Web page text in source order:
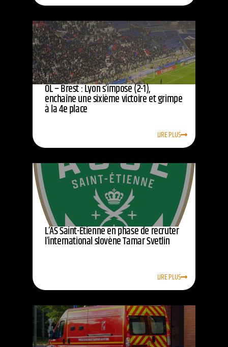
OL – Brest : Lyon s’impose (2-1),
enchaîne une sixième victoire et grimpe
à la 4e place
LIRE PLUS
L’AS Saint-Étienne en phase de recruter
l’international slovène Tamar Svetlin
LIRE PLUS